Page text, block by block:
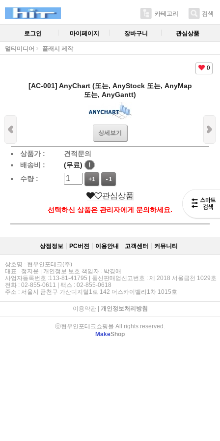
카테고리 검색
로그인 마이페이지 장바구니 관심상품
멀티미디어 플래시 제작
0
[AC-001] AnyChart (또는, AnyStock 또는, AnyMap
또는, AnyGantt)
상세보기
상품가 :
견적문의
배송비 :
(무료)
!
수량 :
+1 -1
관심상품
선택하신 상품은 관리자에게 문의하세요.
상점정보 PC버젼 이용안내 고객센터 커뮤니티
상호명 : 협우인포테크(주)
대표 : 정지윤 | 개인정보 보호 책임자 : 박경애
사업자등록번호 :113-81-41795 | 통신판매업신고번호 : 제 2018 서울금천 1029호
전화 : 02-855-0611 | 팩스 : 02-855-0618
주소 : 서울시 금천구 가산디지털1로 142 더스카이밸리1차 1015호
이용약관| 개인정보처리방침
ⓒ협우인포테크쇼핑몰 All rights reserved.
MakeShop